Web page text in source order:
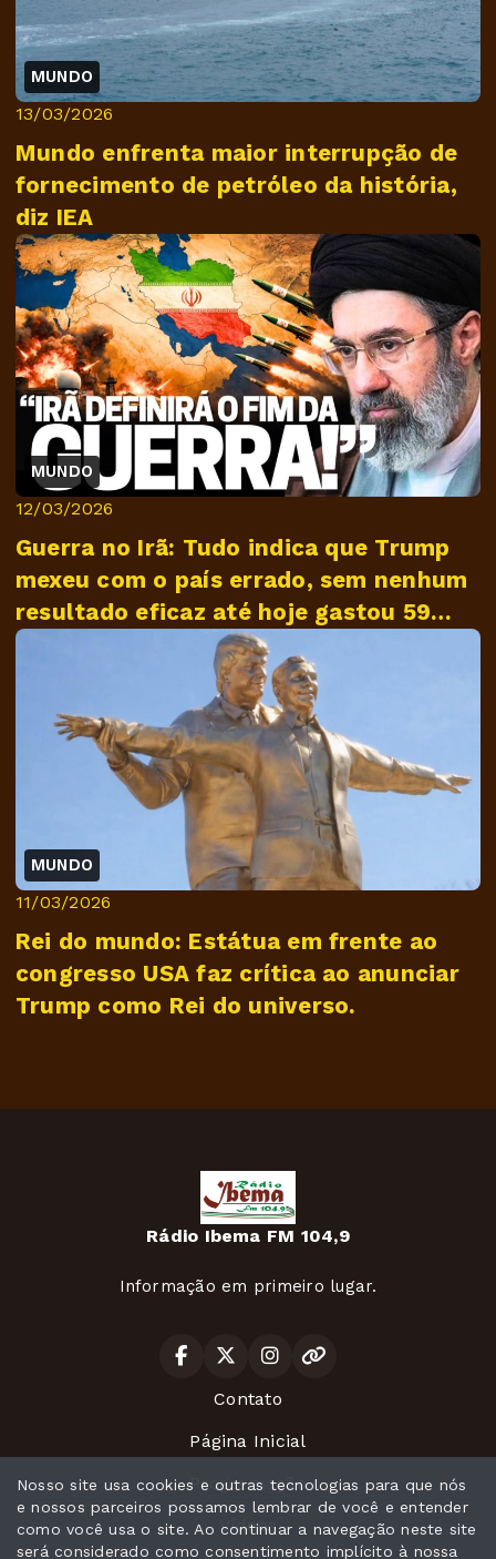
MUNDO
13/03/2026
Mundo enfrenta maior interrupção de
fornecimento de petróleo da história,
diz IEA
MUNDO
12/03/2026
Guerra no Irã: Tudo indica que Trump
mexeu com o país errado, sem nenhum
resultado eficaz até hoje gastou 59
bilhões ...
MUNDO
11/03/2026
Rei do mundo: Estátua em frente ao
congresso USA faz crítica ao anunciar
Trump como Rei do universo.
Rádio Ibema FM 104,9
Informação em primeiro lugar.
Contato
Página Inicial
Programação
Vídeos
Nosso site usa cookies e outras tecnologias para que nós
e nossos parceiros possamos lembrar de você e entender
como você usa o site. Ao continuar a navegação neste site
será considerado como consentimento implícito à nossa